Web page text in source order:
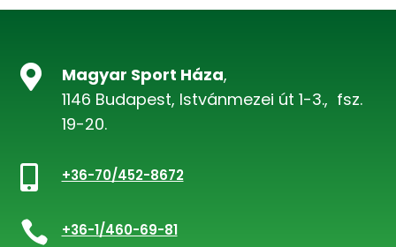
 Magyar Sport Háza,
1146 Budapest, Istvánmezei út 1-3., fsz.
19-20.
 +36-70/452-8672
 +36-1/460-69-81